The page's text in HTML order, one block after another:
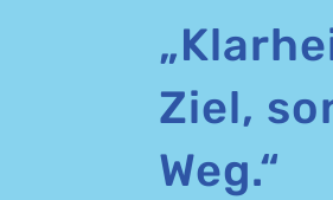
Ziel,
Weg.“